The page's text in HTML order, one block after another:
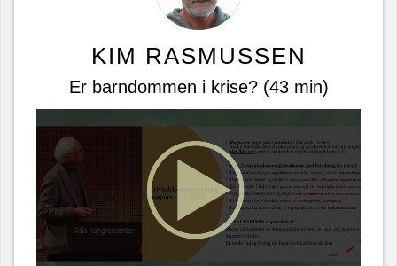
KIM RASMUSSEN
Er barndommen i krise? (43 min)